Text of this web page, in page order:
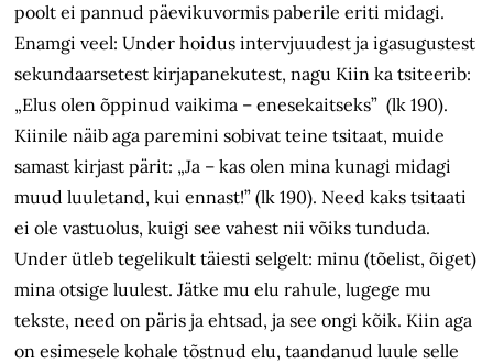
poolt ei pannud päevikuvormis paberile eriti midagi.
Enamgi veel: Under hoidus intervjuudest ja igasugustest
sekundaarsetest kirjapanekutest, nagu Kiin ka tsiteerib:
„Elus olen õppinud vaikima – enesekaitseks” (lk 190).
Kiinile näib aga paremini sobivat teine tsitaat, muide
samast kirjast pärit: „Ja – kas olen mina kunagi midagi
muud luuletand, kui ennast!” (lk 190). Need kaks tsitaati
ei ole vastuolus, kuigi see vahest nii võiks tunduda.
Under ütleb tegelikult täiesti selgelt: minu (tõelist, õiget)
mina otsige luulest. Jätke mu elu rahule, lugege mu
tekste, need on päris ja ehtsad, ja see ongi kõik. Kiin aga
on esimesele kohale tõstnud elu, taandanud luule selle